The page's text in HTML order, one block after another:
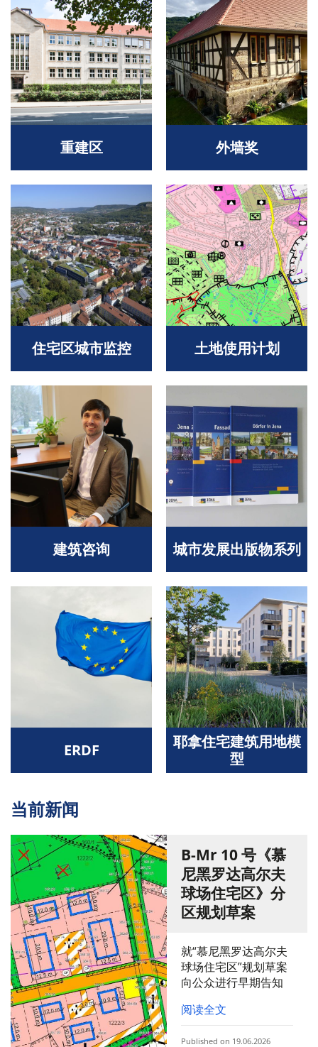
重建区 外墙奖
住宅区城市监控 土地使用计划
建筑咨询 城市发展出版物系列
ERDF
耶拿住宅建筑用地模
型
当前新闻
B-Mr 10 号《慕
尼黑罗达高尔夫
球场住宅区》分
区规划草案
就“慕尼黑罗达高尔夫
球场住宅区”规划草案
向公众进行早期告知
阅读全文
Published on 19.06.2026